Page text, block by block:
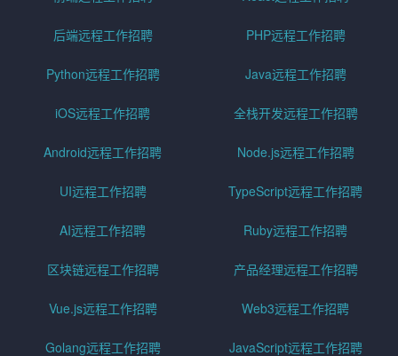
后端远程工作招聘 PHP远程工作招聘
Python远程工作招聘 Java远程工作招聘
iOS远程工作招聘 全栈开发远程工作招聘
Android远程工作招聘 Node.js远程工作招聘
UI远程工作招聘 TypeScript远程工作招聘
AI远程工作招聘 Ruby远程工作招聘
区块链远程工作招聘 产品经理远程工作招聘
Vue.js远程工作招聘 Web3远程工作招聘
Golang远程工作招聘 JavaScript远程工作招聘